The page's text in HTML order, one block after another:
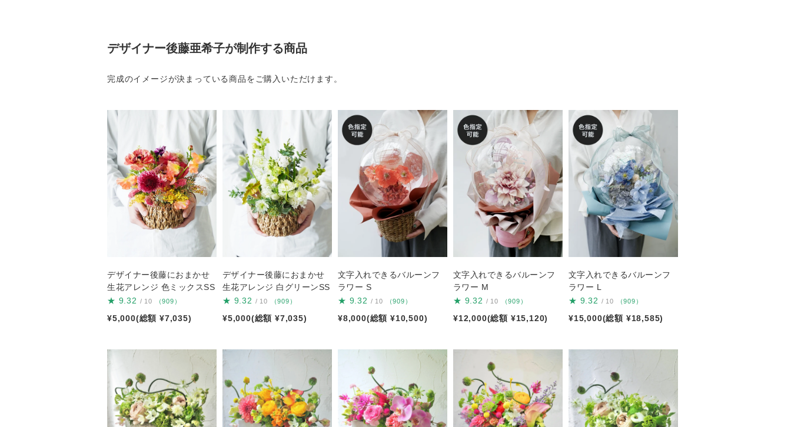
デザイナー後藤亜希子が制作する商品
完成のイメージが決まっている商品をご購入いただけます。
デザイナー後藤におまかせ
生花アレンジ 色ミックスSS
★ 9.32 / 10 （909）
¥5,000(総額 ¥7,035)
デザイナー後藤におまかせ
生花アレンジ 白グリーンSS
★ 9.32 / 10 （909）
¥5,000(総額 ¥7,035)
文字入れできるバルーンフ
ラワー S
★ 9.32 / 10 （909）
¥8,000(総額 ¥10,500)
文字入れできるバルーンフ
ラワー M
★ 9.32 / 10 （909）
¥12,000(総額 ¥15,120)
文字入れできるバルーンフ
ラワー L
★ 9.32 / 10 （909）
¥15,000(総額 ¥18,585)